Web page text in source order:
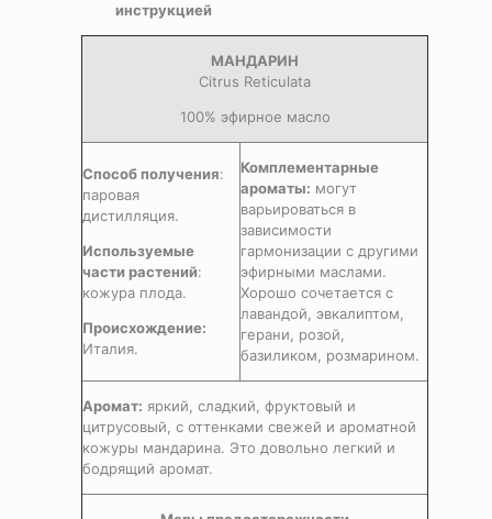
инструкцией
МАНДАРИН
Citrus Reticulata
100% эфирное масло
Способ получения:
паровая
дистилляция.
Используемые
части растений:
кожура плода.
Происхождение:
Италия.
Комплементарные
ароматы: могут
варьироваться в
зависимости
гармонизации с другими
эфирными маслами.
Хорошо сочетается с
лавандой, эвкалиптом,
герани, розой,
базиликом, розмарином.
Аромат: яркий, сладкий, фруктовый и
цитрусовый, с оттенками свежей и ароматной
кожуры мандарина. Это довольно легкий и
бодрящий аромат.